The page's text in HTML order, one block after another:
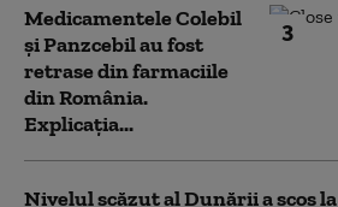
3
Medicamentele Colebil
și Panzcebil au fost
retrase din farmaciile
din România.
Explicația...
Nivelul scăzut al Dunării a scos la